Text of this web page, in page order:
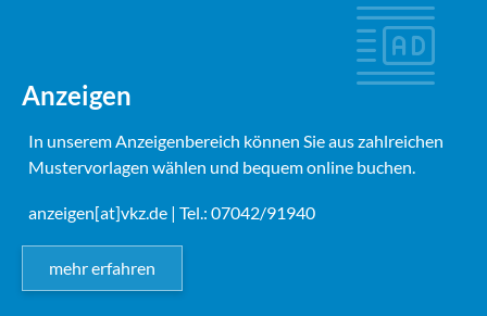
Anzeigen
In unserem Anzeigenbereich können Sie aus zahlreichen
Mustervorlagen wählen und bequem online buchen.
anzeigen[at]vkz.de | Tel.: 07042/91940
mehr erfahren